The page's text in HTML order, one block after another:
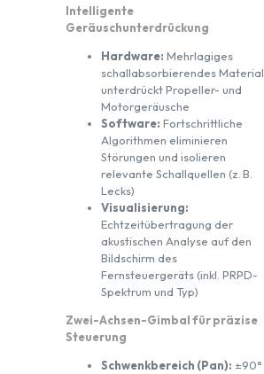
Intelligente
Geräuschunterdrückung
Hardware: Mehrlagiges
schallabsorbierendes Material
unterdrückt Propeller- und
Motorgeräusche
Software: Fortschrittliche
Algorithmen eliminieren
Störungen und isolieren
relevante Schallquellen (z. B.
Lecks)
Visualisierung:
Echtzeitübertragung der
akustischen Analyse auf den
Bildschirm des
Fernsteuergeräts (inkl. PRPD-
Spektrum und Typ)
Zwei-Achsen-Gimbal für präzise
Steuerung
Schwenkbereich (Pan): ±90°